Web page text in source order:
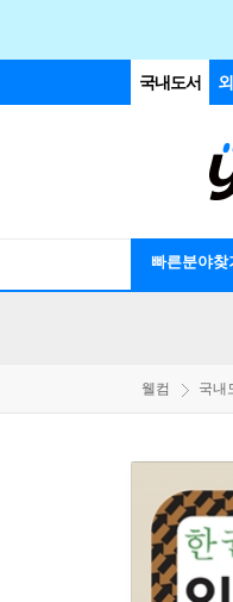
국내도서
빠른분야찾
웰컴 국내